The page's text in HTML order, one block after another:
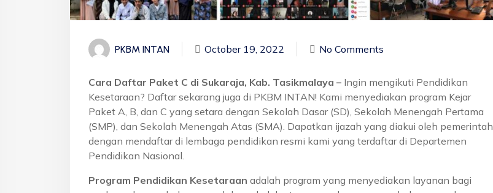
PKBM INTAN October 19, 2022 No Comments
Cara Daftar Paket C di Sukaraja, Kab. Tasikmalaya – Ingin mengikuti Pendidikan
Kesetaraan? Daftar sekarang juga di PKBM INTAN! Kami menyediakan program Kejar
Paket A, B, dan C yang setara dengan Sekolah Dasar (SD), Sekolah Menengah Pertama
(SMP), dan Sekolah Menengah Atas (SMA). Dapatkan ijazah yang diakui oleh pemerintah
dengan mendaftar di lembaga pendidikan resmi kami yang terdaftar di Departemen
Pendidikan Nasional.
Program Pendidikan Kesetaraan adalah program yang menyediakan layanan bagi